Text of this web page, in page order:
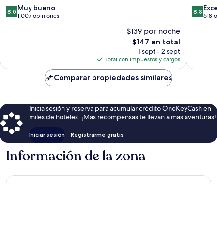
8.0
de
8.0 Muy bueno
1,007 opiniones
$139 por noche
El
precio
actual
es
de
$147
$147 en total
1 sept - 2 sept
Total con impuestos y cargos
8.8
de
8.8
618
Comparar propiedades similares
Inicia sesión y reserva para acumular crédito OneKeyCash en
miles de hoteles. ¡Más recompensas te llevan a más aventuras!
Iniciar sesión Registrarme gratis
Información de la zona